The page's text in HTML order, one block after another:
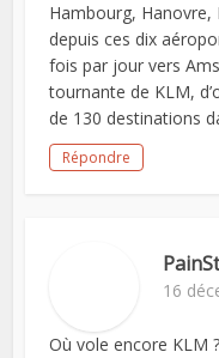
Hambourg,
depuis ces dix
fois par jour vers
tournante de KLM,
de 130 destinations
Répondre
16
Où vole encore KLM